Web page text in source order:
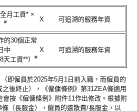
月工資* ×
# X 可追溯的服務年資
的30個正常
中
工資**）
#
X 可追溯的服務年資
即僱員於2025年5月1日前入職，而僱員的
後終止），《僱傭條例》第31ZEA條適用
按《僱傭條例》附件11作出修改。根據附
（長服金），僱員的遣散費/長服金，以